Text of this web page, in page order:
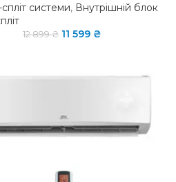
системи, Внутрішній блок
12 899₴ 11 599 ₴